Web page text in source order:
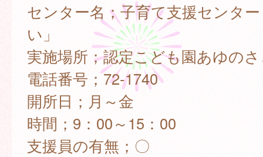
センター名；子育て支援センタ
い」
実施場所；認定こども園あゆの
電話番号；72-1740
開所日；月～金
時間；9：00～15：00
支援員の有無；〇